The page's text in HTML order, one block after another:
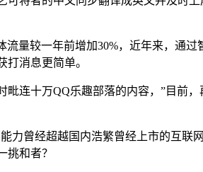
量较一年前增加30%，近年来，通过
消息更简单。
连十万QQ乐趣部落的内容，”目前
曾经超越国内浩繁曾经上市的互联
和者？